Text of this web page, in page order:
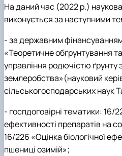
На даний час (2022 р.)
виконується за наступними
-за державним
«Теоретичне обґрунтування
управління родючістю ґрунту
землеробства»(науковий
сільськогосподарських наук
- госпдоговірні тематики: 16/
ефективності препаратів на
16/226 «Оцінка біологічної
пшениці озимій»;